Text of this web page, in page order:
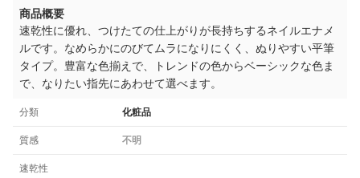
商品概要
速乾性に優れ、つけたての仕上がりが長持ちするネイルエナメ
ルです。なめらかにのびてムラになりにくく、ぬりやすい平筆
タイプ。豊富な色揃えで、トレンドの色からベーシックな色ま
で、なりたい指先にあわせて選べます。
分類 化粧品
質感 不明
速乾性